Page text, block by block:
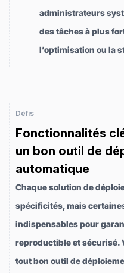
administrateurs
des tâches à plus
l’optimisation ou la
Défis
Fonctionnalités
un bon outil de
automatique
Chaque solution de
spécificités, mais
indispensables pour
reproductible et sécurisé.
tout bon outil de